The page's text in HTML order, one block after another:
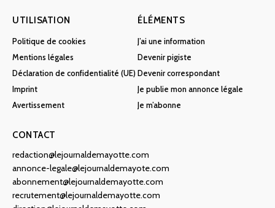
UTILISATION
Politique de cookies
Mentions légales
Déclaration de confidentialité (UE)
Imprint
Avertissement
ÉLÉMENTS
J’ai une information
Devenir pigiste
Devenir correspondant
Je publie mon annonce légale
Je m’abonne
CONTACT
redaction@lejournaldemayotte.com
annonce-legale@lejournaldemayote.com
abonnement@lejournaldemayotte.com
recrutement@lejournaldemayotte.com